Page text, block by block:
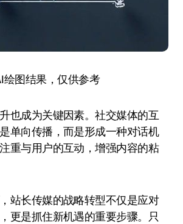
绘图结果，仅供参考
也成为关键因素。社交媒体的互
单向传播，而是形成一种对话机
重与用户的互动，增强内容的粘
站长传媒的战略转型不仅是应对
更是抓住新机遇的重要步骤。只